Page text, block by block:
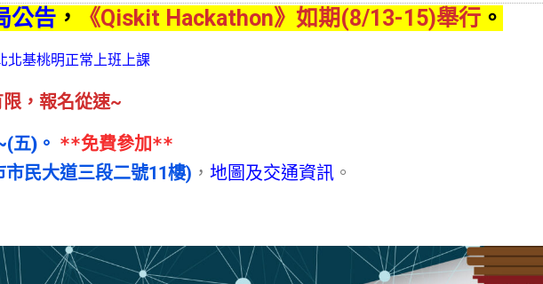
公告 ， 《Qiskit Hackathon》如期(8/13-15)舉行 。
基桃明正常上班上課
，報名從速~
五) 。 **免費參加**
民大道三段二號11樓) ， 地圖及交通資訊 。